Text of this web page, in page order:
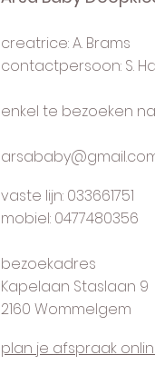
creatrice: A. Brams
contactpersoon: S.
enkel te bezoeken
vaste lijn: 033661751
mobiel: 0477480356
bezoekadres
Kapelaan Staslaan 9
2160 Wommelgem
plan je afspraak